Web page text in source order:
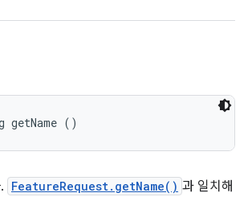
()
FeatureRequest.getName() 과 일치해